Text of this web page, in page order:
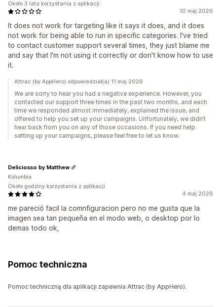
10 maj 2026
It does not work for targeting like it says it does, and it does
not work for being able to run in specific categories. I've tried
to contact customer support several times, they just blame me
and say that I'm not using it correctly or don't know how to use
it.
Około 3 lata korzystania z aplikacji
Attrac (by AppHero) odpowiedział(a) 11 maj 2026
We are sorry to hear you had a negative experience. However, you
contacted our support three times in the past two months, and each
time we responded almost immediately, explained the issue, and
offered to help you set up your campaigns. Unfortunately, we didn’t
hear back from you on any of those occasions. If you need help
setting up your campaigns, please feel free to let us know.
4 maj 2026
me pareció facil la comnfiguracion pero no me gusta que la
imagen sea tan pequeña en el modo web, o desktop por lo
demas todo ok,
Deliciosso by Matthew
Kolumbia
Około godziny korzystania z aplikacji
Pomoc techniczna
Pomoc techniczną dla aplikacji zapewnia Attrac (by AppHero).